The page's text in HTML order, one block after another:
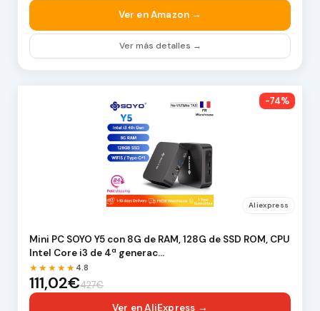
Ver en Amazon →
Ver más detalles →
-74%
Aliexpress
Mini PC SOYO Y5 con 8G de RAM, 128G de SSD ROM, CPU
Intel Core i3 de 4ª generac…
★★★★★ 4.8
111,02€427€
Ver en AliExpress →